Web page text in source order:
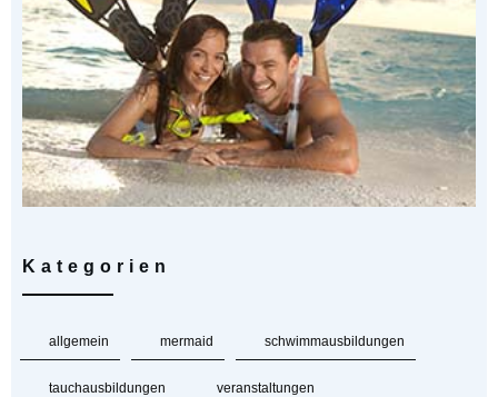
Kategorien
allgemein mermaid schwimmausbildungen
tauchausbildungen veranstaltungen